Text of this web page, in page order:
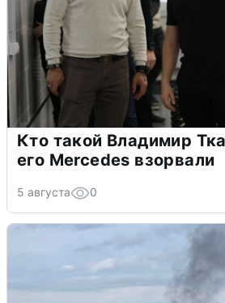
Кто такой Владимир
его Mercedes взорвали
5 августа 0